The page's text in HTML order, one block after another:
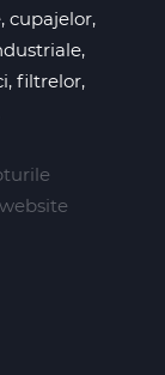
cupajelor,
filtrelor,